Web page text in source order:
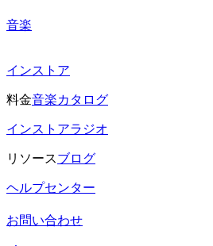
音楽
インストア
料金音楽カタログ
インストアラジオ
リソースブログ
ヘルプセンター
お問い合わせ